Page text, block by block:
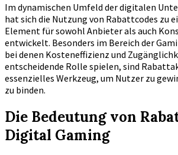
Im dynamischen Umfeld der digitalen
hat sich die Nutzung von Rabattcodes zu
Element für sowohl Anbieter als auch
entwickelt. Besonders im Bereich der
bei denen Kosteneffizienz und
entscheidende Rolle spielen, sind
essenzielles Werkzeug, um Nutzer zu
zu binden.
Die Bedeutung von
Digital Gaming